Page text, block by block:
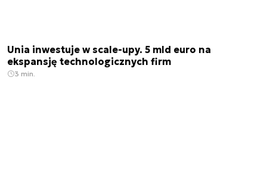
Unia inwestuje w scale-upy. 5 mld euro na
ekspansję technologicznych firm
3 min.